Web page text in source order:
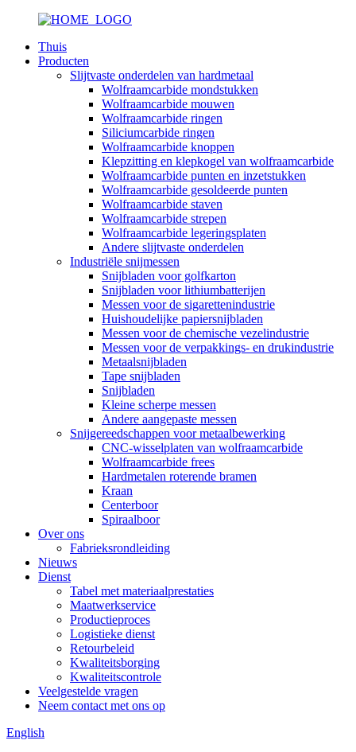
Thuis
Producten
Slijtvaste onderdelen van hardmetaal
Wolfraamcarbide mondstukken
Wolfraamcarbide mouwen
Wolfraamcarbide ringen
Siliciumcarbide ringen
Wolfraamcarbide knoppen
Klepzitting en klepkogel van wolfraamcarbide
Wolfraamcarbide punten en inzetstukken
Wolfraamcarbide gesoldeerde punten
Wolfraamcarbide staven
Wolfraamcarbide strepen
Wolfraamcarbide legeringsplaten
Andere slijtvaste onderdelen
Industriële snijmessen
Snijbladen voor golfkarton
Snijbladen voor lithiumbatterijen
Messen voor de sigarettenindustrie
Huishoudelijke papiersnijbladen
Messen voor de chemische vezelindustrie
Messen voor de verpakkings- en drukindustrie
Metaalsnijbladen
Tape snijbladen
Snijbladen
Kleine scherpe messen
Andere aangepaste messen
Snijgereedschappen voor metaalbewerking
CNC-wisselplaten van wolfraamcarbide
Wolfraamcarbide frees
Hardmetalen roterende bramen
Kraan
Centerboor
Spiraalboor
Over ons
Fabrieksrondleiding
Nieuws
Dienst
Tabel met materiaalprestaties
Maatwerkservice
Productieproces
Logistieke dienst
Retourbeleid
Kwaliteitsborging
Kwaliteitscontrole
Veelgestelde vragen
Neem contact met ons op
English